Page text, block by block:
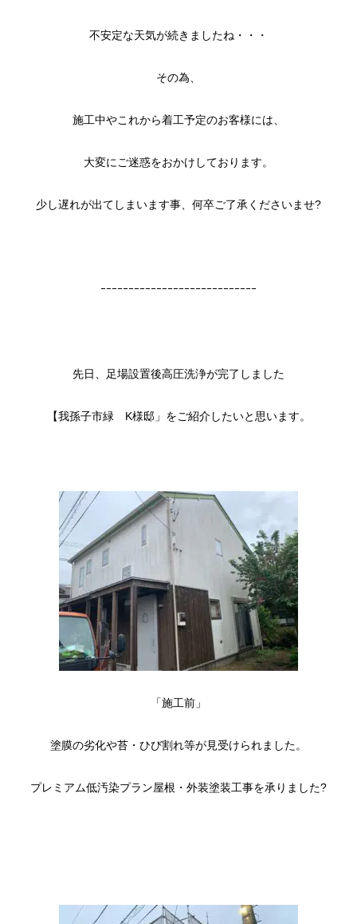
不安定な天気が続きましたね・・・
その為、
施工中やこれから着工予定のお客様には、
大変にご迷惑をおかけしております。
少し遅れが出てしまいます事、何卒ご了承くださいませ?
ｰｰｰｰｰｰｰｰｰｰｰｰｰｰｰｰｰｰｰｰｰｰｰｰｰｰｰｰ
先日、足場設置後高圧洗浄が完了しました
【我孫子市緑 K様邸」をご紹介したいと思います。
「施工前」
塗膜の劣化や苔・ひび割れ等が見受けられました。
プレミアム低汚染プラン屋根・外装塗装工事を承りました?